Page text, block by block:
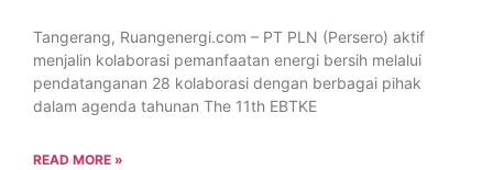
Tangerang, Ruangenergi.com – PT PLN (Persero) aktif
menjalin kolaborasi pemanfaatan energi bersih melalui
pendatanganan 28 kolaborasi dengan berbagai pihak
dalam agenda tahunan The 11th EBTKE
READ MORE »